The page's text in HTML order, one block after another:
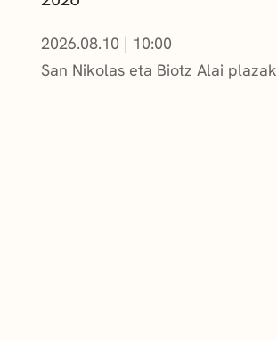
2026.08.10 | 10:00
San Nikolas eta Biotz Alai plazak